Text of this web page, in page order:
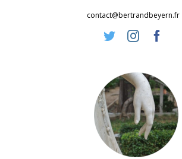
contact@bertrandbeyern.fr
TwitterInstagram